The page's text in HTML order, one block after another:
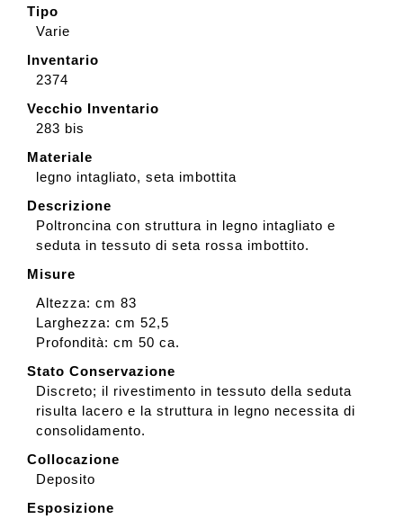
Tipo
Varie
Inventario
2374
Vecchio Inventario
283 bis
Materiale
legno intagliato, seta imbottita
Descrizione
Poltroncina con struttura in legno intagliato e
seduta in tessuto di seta rossa imbottito.
Misure
Altezza: cm 83
Larghezza: cm 52,5
Profondità: cm 50 ca.
Stato Conservazione
Discreto; il rivestimento in tessuto della seduta
risulta lacero e la struttura in legno necessita di
consolidamento.
Collocazione
Deposito
Esposizione